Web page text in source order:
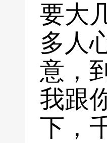
要大
多人
意，
我跟
下，